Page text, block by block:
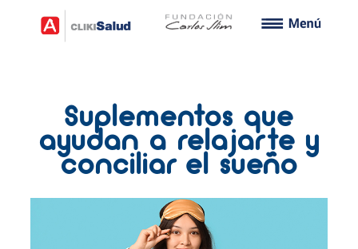
Suplementos que
ayudan a relajarte y
conciliar el sueño